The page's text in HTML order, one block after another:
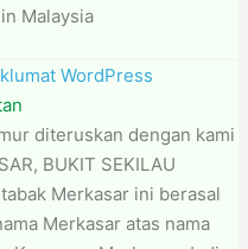
Malaysia
WordPress
diteruskan dengan kami
BUKIT SEKILAU
Merkasar ini berasal
Merkasar atas nama